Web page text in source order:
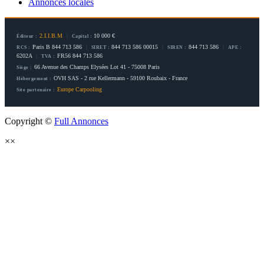
Éditeur : 2.I.I.B.M Capital : 10 000 €
RCS : Paris B 844 713 586 SIRET : 844 713 586 00015 SIREN : 844 713 586 APE :
6202A TVA : FR56 844 713 586
Siège : 66 Avenue des Champs Elysées Lot 41 - 75008 Paris
Hébergement : OVH SAS - 2 rue Kellermann - 59100 Roubaix - France
Site partenaire : Europe Carpooling
Copyright © Full Annonces
××